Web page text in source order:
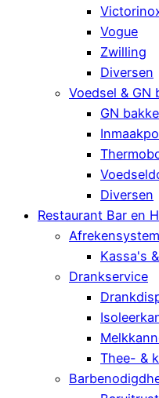
Vogue
Zwilling
Diversen
Voedsel & GN
GN
Diversen
Restaurant Bar en
Kassa's
Drankservice
Thee- &